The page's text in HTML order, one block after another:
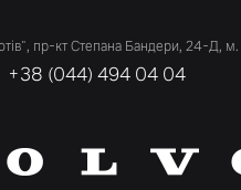
пр-кт Степана Бандери, 24-Д, м.
+38 (044) 494 04 04